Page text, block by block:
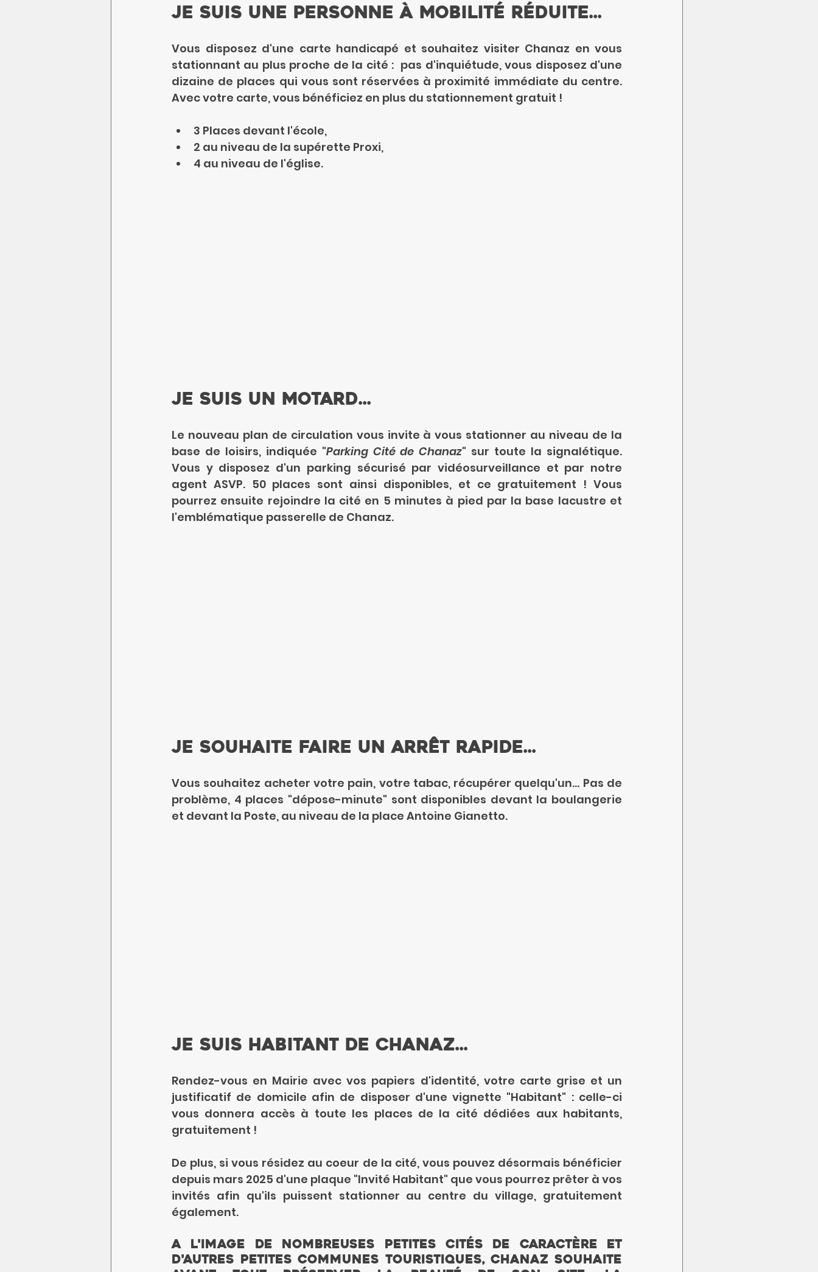
Je suis une personne à mobilité réduite...
Vous disposez d'une carte handicapé et souhaitez visiter Chanaz en vous
stationnant au plus proche de la cité :  pas d'inquiétude, vous disposez d'une
dizaine de places qui vous sont réservées à proximité immédiate du centre.
Avec votre carte, vous bénéficiez en plus du stationnement gratuit !
3 Places devant l'école,
2 au niveau de la supérette Proxi,
4 au niveau de l'église.
Je suis un motard...
Le nouveau plan de circulation vous invite à vous stationner au niveau de la
base de loisirs, indiquée "Parking Cité de Chanaz" sur toute la signalétique.
Vous y disposez d'un parking sécurisé par vidéosurveillance et par notre
agent ASVP. 50 places sont ainsi disponibles, et ce gratuitement ! Vous
pourrez ensuite rejoindre la cité en 5 minutes à pied par la base lacustre et
l'emblématique passerelle de Chanaz.
Je souhaite faire un arrêt rapide...
Vous souhaitez acheter votre pain, votre tabac, récupérer quelqu'un... Pas de
problème, 4 places "dépose-minute" sont disponibles devant la boulangerie
et devant la Poste, au niveau de la place Antoine Gianetto.
Je suis habitant de Chanaz...
Rendez-vous en Mairie avec vos papiers d'identité, votre carte grise et un
justificatif de domicile afin de disposer d'une vignette "Habitant" : celle-ci
vous donnera accès à toute les places de la cité dédiées aux habitants,
gratuitement !
De plus, si vous résidez au coeur de la cité, vous pouvez désormais bénéficier
depuis mars 2025 d'une plaque "Invité Habitant" que vous pourrez prêter à vos
invités afin qu'ils puissent stationner au centre du village, gratuitement
également.
A l'image de nombreuses Petites Cités de Caractère et
d'autres petites communes touristiques, Chanaz souhaite